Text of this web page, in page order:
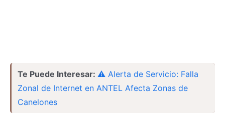
Te Puede Interesar: ⚠️ Alerta de Servicio: Falla
Zonal de Internet en ANTEL Afecta Zonas de
Canelones